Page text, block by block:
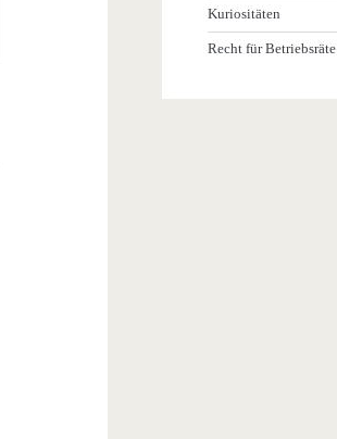
Kuriositäten
Recht für Betriebsräte